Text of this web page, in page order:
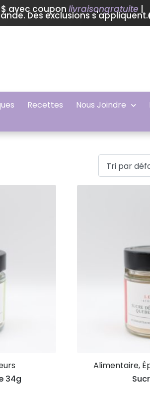
avec coupon livraisongratuite |
Des exclusions s'appliquent.
Recettes Nous Joindre
34g
Alimentaire,